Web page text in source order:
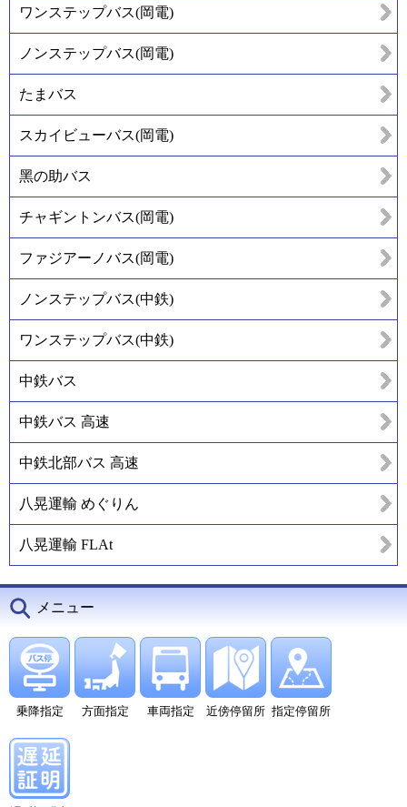
ワンステップバス(岡電)
ノンステップバス(岡電)
たまバス
スカイビューバス(岡電)
黑の助バス
チャギントンバス(岡電)
ファジアーノバス(岡電)
ノンステップバス(中鉄)
ワンステップバス(中鉄)
中鉄バス
中鉄バス 高速
中鉄北部バス 高速
八晃運輸 めぐりん
八晃運輸 FLAt
メニュー
乗降指定 方面指定 車両指定 近傍停留所 指定停留所